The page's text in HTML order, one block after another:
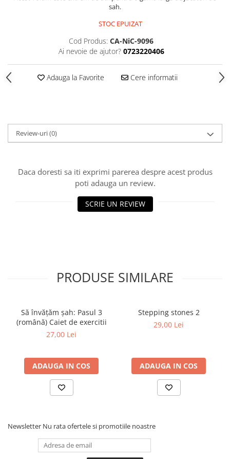
Sah Magnetic India
Set Sah + Table/backgammon
Seturi Sah
Step 1
Step 1
Step 3
sah.
STOC EPUIZAT
Cod Produs: CA-NiC-9096
Ai nevoie de ajutor? 0723220406
Adauga la Favorite Cere informatii
Review-uri(0)
Daca doresti sa iti exprimi parerea despre acest produs
poti adauga un review.
SCRIE UN REVIEW
PRODUSE SIMILARE
Să învățăm șah: Pasul 3
(română) Caiet de exercitii
27,00 Lei
ADAUGA IN COS
Stepping stones 2
29,00 Lei
ADAUGA IN COS
Newsletter Nu rata ofertele si promotiile noastre